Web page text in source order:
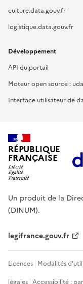
culture.data.gouv.fr
logistique.data.gouv.fr
Développement
API du portail
Moteur open source :
Interface utilisateur de
RÉPUBLIQUE
FRANÇAISE
Un produit de la
(DINUM).
legifrance.gouv.fr
Licences Modalités
légales Accessibilité :